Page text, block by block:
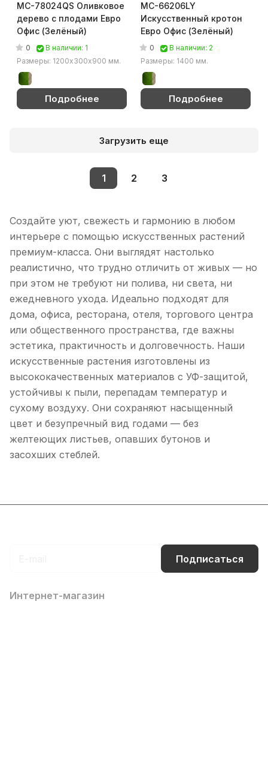
MC-78024QS Оливковое
дерево с плодами Евро
Офис (Зелёный)
0
В наличии: 1
Размеры: 1200х300х900 мм.
Подробнее
MC-66206LY
Искусственный кротон
Евро Офис (Зелёный)
0
В наличии: 2
Размеры: 1400 мм.
Подробнее
Загрузить еще
1 2 3
Создайте уют, свежесть и гармонию в любом
интерьере с помощью искусственных растений
премиум-класса. Они выглядят настолько
реалистично, что трудно отличить от живых — но
при этом не требуют ни полива, ни света, ни
ежедневного ухода. Идеально подходят для
дома, офиса, ресторана, отеля, торгового центра
или общественного пространства, где важны
эстетика, практичность и долговечность. Наши
искусственные растения изготовлены из
высококачественных материалов с УФ-защитой,
устойчивы к пыли, перепадам температур и
сухому воздуху. Они сохраняют насыщенный
цвет и безупречный вид годами — без
желтеющих листьев, опавших бутонов и
засохших стеблей.
Подписаться
Интернет-магазин